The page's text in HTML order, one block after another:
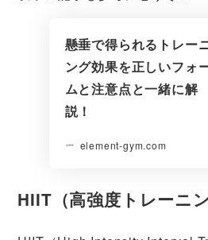
懸垂で得られるトレー
ング効果を正しいフォ
ムと注意点と一緒に解
説！
element-gym.com
HIIT（高強度トレーニン